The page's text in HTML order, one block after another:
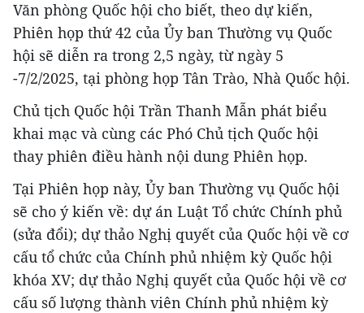
Văn phòng Quốc hội cho biết, theo dự kiến,
Phiên họp thứ 42 của Ủy ban Thường vụ Quốc
hội sẽ diễn ra trong 2,5 ngày, từ ngày 5
-7/2/2025, tại phòng họp Tân Trào, Nhà Quốc hội.
Chủ tịch Quốc hội Trần Thanh Mẫn phát biểu
khai mạc và cùng các Phó Chủ tịch Quốc hội
thay phiên điều hành nội dung Phiên họp.
Tại Phiên họp này, Ủy ban Thường vụ Quốc hội
sẽ cho ý kiến về: dự án Luật Tổ chức Chính phủ
(sửa đổi); dự thảo Nghị quyết của Quốc hội về cơ
cấu tổ chức của Chính phủ nhiệm kỳ Quốc hội
khóa XV; dự thảo Nghị quyết của Quốc hội về cơ
cấu số lượng thành viên Chính phủ nhiệm kỳ